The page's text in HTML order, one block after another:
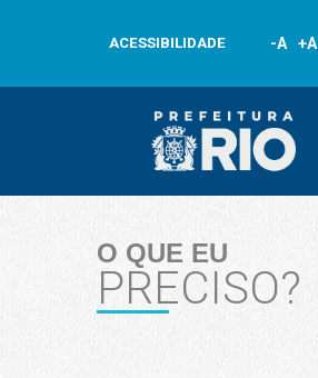
ACESSIBILIDADE -A +A
O QUE EU
PRECISO?